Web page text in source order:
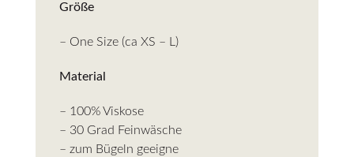
Größe
– One Size (ca XS – L)
Material
– 100% Viskose
– 30 Grad Feinwäsche
– zum Bügeln geeigne